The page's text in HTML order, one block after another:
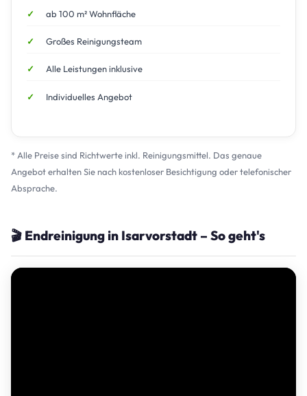
ab 100 m² Wohnfläche
Großes Reinigungsteam
Alle Leistungen inklusive
Individuelles Angebot
* Alle Preise sind Richtwerte inkl. Reinigungsmittel. Das genaue
Angebot erhalten Sie nach kostenloser Besichtigung oder telefonischer
Absprache.
🎬 Endreinigung in Isarvorstadt – So geht's